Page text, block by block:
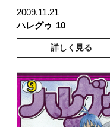
2009.11.21
ハレグゥ 10
詳しく見る